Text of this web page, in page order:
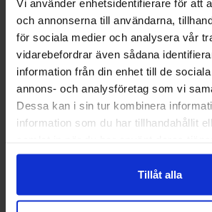
Vi använder enhetsidentifierare för att
och annonserna till användarna,
för sociala medier och analysera vår
vidarebefordrar även sådana
information från din enhet till de
annons- och analysföretag som vi
Dessa kan i sin tur kombinera
information som du har tillhandahållit
Tillåt alla